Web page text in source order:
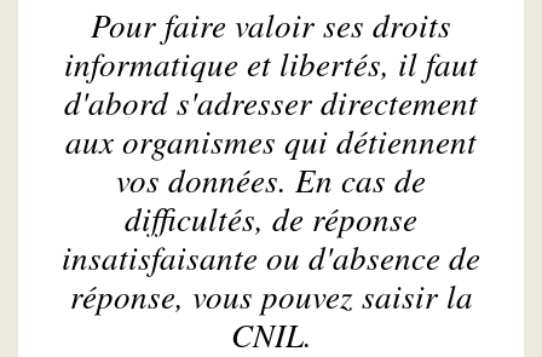
Pour faire valoir ses droits
informatique et libertés, il faut
d'abord s'adresser directement
aux organismes qui détiennent
vos données. En cas de
difficultés, de réponse
insatisfaisante ou d'absence de
réponse, vous pouvez saisir la
CNIL.